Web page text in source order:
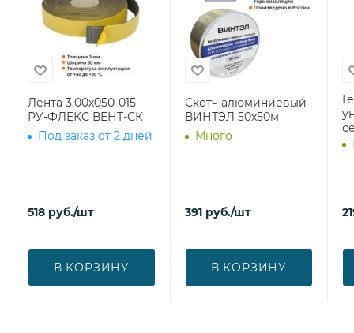
Лента 3,00х050-015
РУ-ФЛЕКС ВЕНТ-СК
Под заказ от 2 дней
518 руб./шт
В КОРЗИНУ
Скотч алюминиевый
ВИНТЭЛ 50х50м
Много
391 руб./шт
В КОРЗИНУ